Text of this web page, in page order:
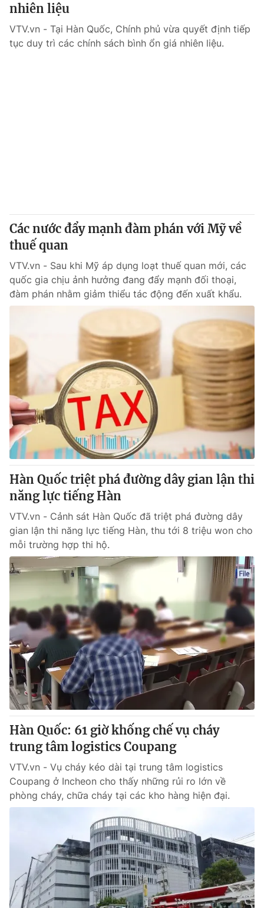
nhiên liệu
VTV.vn - Tại Hàn Quốc, Chính phủ vừa quyết định tiếp
tục duy trì các chính sách bình ổn giá nhiên liệu.
Các nước đẩy mạnh đàm phán với Mỹ về
thuế quan
VTV.vn - Sau khi Mỹ áp dụng loạt thuế quan mới, các
quốc gia chịu ảnh hưởng đang đẩy mạnh đối thoại,
đàm phán nhằm giảm thiểu tác động đến xuất khẩu.
Hàn Quốc triệt phá đường dây gian lận thi
năng lực tiếng Hàn
VTV.vn - Cảnh sát Hàn Quốc đã triệt phá đường dây
gian lận thi năng lực tiếng Hàn, thu tới 8 triệu won cho
mỗi trường hợp thi hộ.
Hàn Quốc: 61 giờ khống chế vụ cháy
trung tâm logistics Coupang
VTV.vn - Vụ cháy kéo dài tại trung tâm logistics
Coupang ở Incheon cho thấy những rủi ro lớn về
phòng cháy, chữa cháy tại các kho hàng hiện đại.